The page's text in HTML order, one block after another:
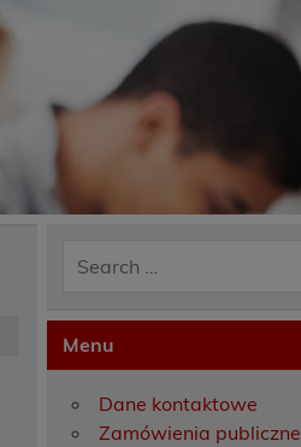
Menu
Dane kontaktowe
Zamówienia publiczne